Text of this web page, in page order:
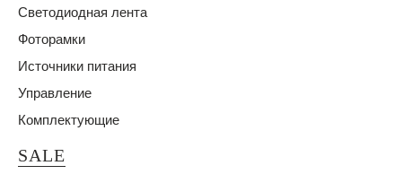
Светодиодная лента
Фоторамки
Источники питания
Управление
Комплектующие
SALE